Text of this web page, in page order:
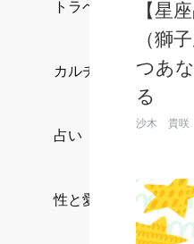
トラベル
カルチャー/エンタメ
占い
性と愛
【星
（獅
つあ
る
沙木 貴咲